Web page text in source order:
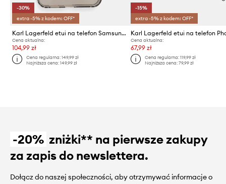
-30%
extra -5% z kodem: OFF*
Karl Lagerfeld etui na telefon Samsung Galaxy S25
Cena aktualna:
104,99 zł
Cena regularna:149,99 zł
Najniższa cena:149,99 zł
-15%
extra -5% z kodem: OFF*
Cena aktualna:
67,99 zł
Cena regularna: 119,99 zł
Najniższa cena: 79,99 zł
-20% zniżki** na pierwsze zakupy
za zapis do newslettera.
Dołącz do naszej społeczności, aby otrzymywać informacje o